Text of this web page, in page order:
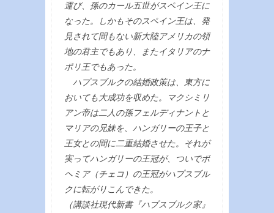
運び、孫のカール五世がスペイン王に
なった。しかもそのスペイン王は、発
見されて間もない新大陸アメリカの領
地の君主でもあり、またイタリアのナ
ポリ王でもあった。
ハプスブルクの結婚政策は、東方に
おいても大成功を収めた。マクシミリ
アン帝は二人の孫フェルディナントと
マリアの兄妹を、ハンガリーの王子と
王女との間に二重結婚させた。それが
実ってハンガリーの王冠が、ついでボ
ヘミア（チェコ）の王冠がハプスブル
クに転がりこんできた。
（講談社現代新書『ハプスブルク家』